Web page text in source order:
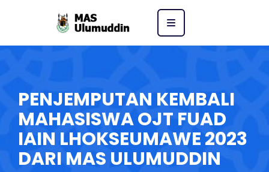
PENJEMPUTAN KEMBALI
MAHASISWA OJT FUAD
IAIN LHOKSEUMAWE 2023
DARI MAS ULUMUDDIN